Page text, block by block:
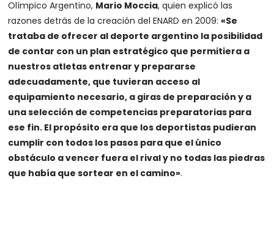
Olímpico Argentino, Mario Moccia, quien explicó las
razones detrás de la creación del ENARD en 2009:«Se
trataba de ofrecer al deporte argentino la posibilidad
de contar con un plan estratégico que permitiera a
nuestros atletas entrenar y prepararse
adecuadamente, que tuvieran acceso al
equipamiento necesario, a giras de preparación y a
una selección de competencias preparatorias para
ese fin. El propósito era que los deportistas pudieran
cumplir con todos los pasos para que el único
obstáculo a vencer fuera el rival y no todas las piedras
que había que sortear en el camino».